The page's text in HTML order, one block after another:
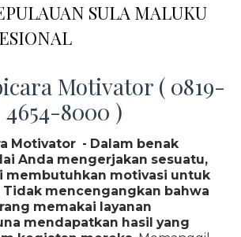
SULA MALUKU
Motivator ( 0819-
4654-8000 )
Motivator - Dalam benak
Anda mengerjakan sesuatu,
membutuhkan motivasi untuk
Tidak mencengangkan bahwa
memakai layanan
mendapatkan hasil yang